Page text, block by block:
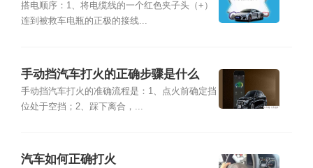
搭电顺序：1、将电缆线的一个红色夹子头（+）
连到被救车电瓶的正极的接线...
手动挡汽车打火的正确步骤是什么
手动挡汽车打火的准确流程是：1、点火前确定挡
位处于空挡；2、踩下离合，...
汽车如何正确打火